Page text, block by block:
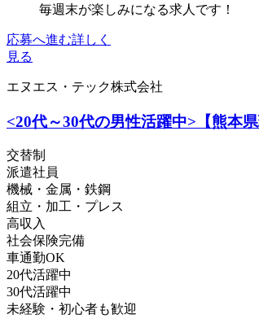
毎週末が楽しみになる求人です！
応募へ進む詳しく
見る
エヌエス・テック株式会社
<20代～30代の男性活躍中>【熊本
交替制
派遣社員
機械・金属・鉄鋼
組立・加工・プレス
高収入
社会保険完備
車通勤OK
20代活躍中
30代活躍中
未経験・初心者も歓迎